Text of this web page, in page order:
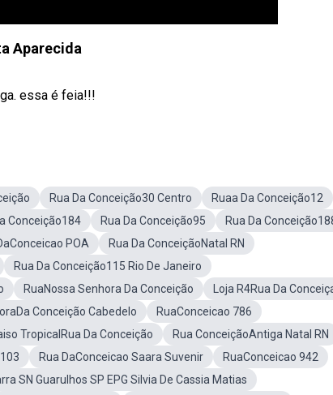
Aparecida
essa é feia!!!
Rua Da Conceição30 Centro
Ruaa Da Conceição12
Conceição184 Rua Da Conceição95
Rua Da
POA
Rua Da ConceiçãoNatal RN
Rua Da Conceição115 Rio De Janeiro
RuaNossa Senhora Da Conceição
Loja R4Rua Da
Conceição Cabedelo
RuaConceicao 786
TropicalRua Da Conceição
Rua ConceiçãoAntiga Natal RN
Rua DaConceicao Saara Suvenir
RuaConceicao 942
SN Guarulhos SP EPG Silvia De Cassia Matias